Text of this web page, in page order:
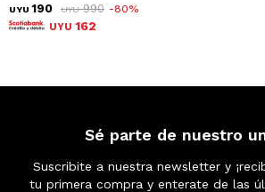
UYU 190 UYU 990 80
UYU 162
Sé parte de nuestro
Suscribite a nuestra newsletter y
tu primera compra y enterate de las